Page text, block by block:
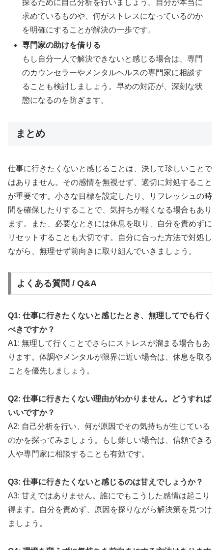
探るために自己分析を行いましょう。自分が本当に
求めているものや、何がストレスになっているのか
を明確にすることが解決の一歩です。
専門家の助けを借りる
もし自分一人で解決できないと感じる場合は、専門
のカウンセラーやメンタルヘルスの専門家に相談す
ることも検討しましょう。早めの対応が、深刻な状
態になるのを防ぎます。
まとめ
仕事に行きたくないと感じることは、決して珍しいことで
はありません。その感情を無視せず、適切に対処すること
が重要です。小さな目標を設定したり、リフレッシュの時
間を確保したりすることで、気持ちが軽くなる場合もあり
ます。また、必要なときには休息を取り、自分を責めずに
リセットすることも大切です。自分に合った方法で対処し
ながら、無理せず前向きに取り組んでいきましょう。
よくある質問 / Q&A
Q1: 仕事に行きたくないと感じたとき、無理してでも行く
べきですか？
A1: 無理して行くことでさらにストレスが溜まる場合もあ
ります。体調やメンタルが限界に近い場合は、休息を取る
ことを優先しましょう。
Q2: 仕事に行きたくない理由がわかりません。どうすれば
いいですか？
A2: 自己分析を行い、何が原因でその気持ちが生じている
のかを探ってみましょう。もし難しい場合は、信頼できる
人や専門家に相談することも有効です。
Q3: 仕事に行きたくないと感じるのは甘えでしょうか？
A3: 甘えではありません。誰にでもこうした感情は起こり
得ます。自分を責めず、原因を探りながら解決策を見つけ
ましょう。